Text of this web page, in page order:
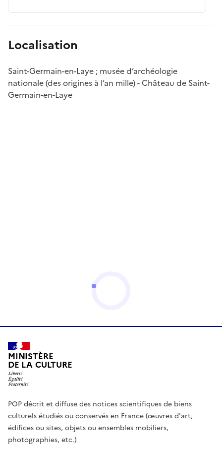
Localisation
Saint-Germain-en-Laye ; musée d’archéologie
nationale (des origines à l’an mille) - Château de Saint-
Germain-en-Laye
MINISTÈRE
DE LA CULTURE
POP décrit et diffuse des notices scientifiques de biens
culturels étudiés ou conservés en France (œuvres d'art,
édifices ou sites, objets ou ensembles mobiliers,
photographies, etc.)